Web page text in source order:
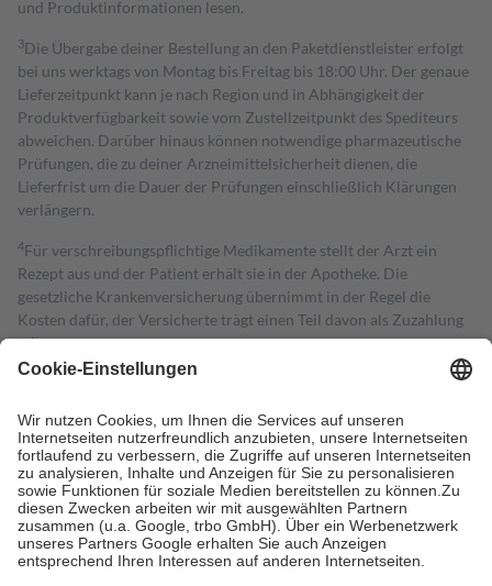
und Produktinformationen lesen.
3Die Übergabe deiner Bestellung an den Paketdienstleister erfolgt
bei uns werktags von Montag bis Freitag bis 18:00 Uhr. Der genaue
Lieferzeitpunkt kann je nach Region und in Abhängigkeit der
Produktverfügbarkeit sowie vom Zustellzeitpunkt des Spediteurs
abweichen. Darüber hinaus können notwendige pharmazeutische
Prüfungen, die zu deiner Arzneimittelsicherheit dienen, die
Lieferfrist um die Dauer der Prüfungen einschließlich Klärungen
verlängern.
4Für verschreibungspflichtige Medikamente stellt der Arzt ein
Rezept aus und der Patient erhält sie in der Apotheke. Die
gesetzliche Krankenversicherung übernimmt in der Regel die
Kosten dafür, der Versicherte trägt einen Teil davon als Zuzahlung
mit.
Grundsätzlich leisten Mitglieder Zuzahlungen in Höhe von zehn
höchstens zehn Euro.
Es sind jedoch nie mehr als die tatsächlichen
Kosten der Leistung zu entrichten.
Diese Regeln gelten grundsätzlich auch für Online-Apotheken.
Bei Heilmitteln und häuslicher Krankenpflege beträgt die
Zuzahlung zehn Prozent der Kosten sowie zehn Euro je
Verordnung.
Um das Engagement der Versicherten für ihre eigene Gesundheit zu
stärken und die besondere Stellung der Familie zu unterstützen,